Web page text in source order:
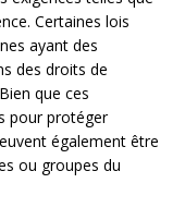
Certaines lois
ayant des
des droits de
que ces
pour protéger
également être
ou groupes du